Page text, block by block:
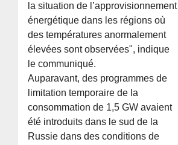
la situation de l’approvisionnement
énergétique dans les régions où
des températures anormalement
élevées sont observées", indique
le communiqué.
Auparavant, des programmes de
limitation temporaire de la
consommation de 1,5 GW avaient
été introduits dans le sud de la
Russie dans des conditions de